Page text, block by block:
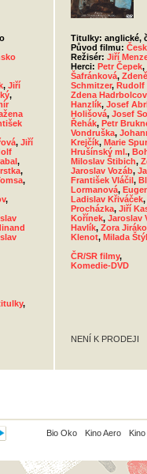
, Jiří
,
, Jiří
,
,
,
,
,
Titulky: anglické,
Původ filmu:
Režisér: Jiří
Herci: Petr Čepek,
Šafránková,
Schmitzer, Rudolf
Zdena
Hanzlík, Josef
Holišová, Josef
Řehák, Petr
Vondruška,
Krejčík, Marie
Hrušínský ml.,
Miloslav Štibich,
Jaroslav Vozáb,
František Vláčil,
Lormanová,
Ladislav Křiváček,
Procházka, Jiří
Kořínek, Jaroslav
Havlík, Zora
Klenot, Milada
ČR/SR filmy,
Komedie-DVD
NENÍ K PRODEJI
Bio Oko Kino Aero